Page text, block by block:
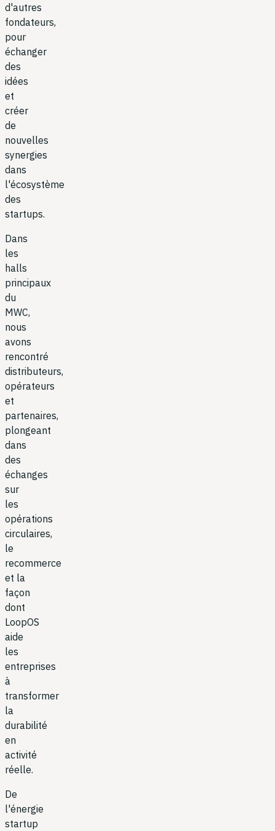
d'autres
fondateurs,
pour
échanger
des
idées
et
créer
de
nouvelles
synergies
dans
l'écosystème
des
startups.
Dans
les
halls
principaux
du
MWC,
nous
avons
rencontré
distributeurs,
opérateurs
et
partenaires,
plongeant
dans
des
échanges
sur
les
opérations
circulaires,
le
recommerce
et la
façon
dont
LoopOS
aide
les
entreprises
à
transformer
la
durabilité
en
activité
réelle.
De
l'énergie
startup